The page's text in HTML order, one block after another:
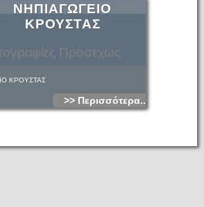
Προσεχώς
ΝΗΠΙΑΓΩΓΕΙΟ
ΚΡΟΥΣΤΑΣ
ΚΡΟΥΣΤΑΣ
>> Περισσότερα...